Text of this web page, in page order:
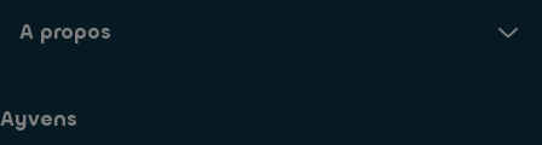
A propos
Ayvens